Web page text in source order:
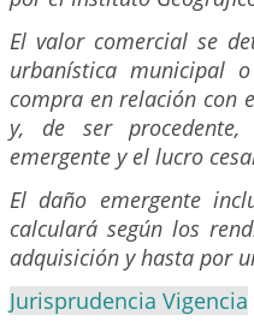
El valor comercial se
urbanística municipal
compra en relación con
y, de ser
emergente y el lucro
El daño emergente
calculará según los
adquisición y hasta por
Jurisprudencia Vigencia